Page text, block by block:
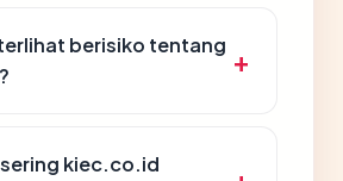
berisiko tentang
kiec.co.id